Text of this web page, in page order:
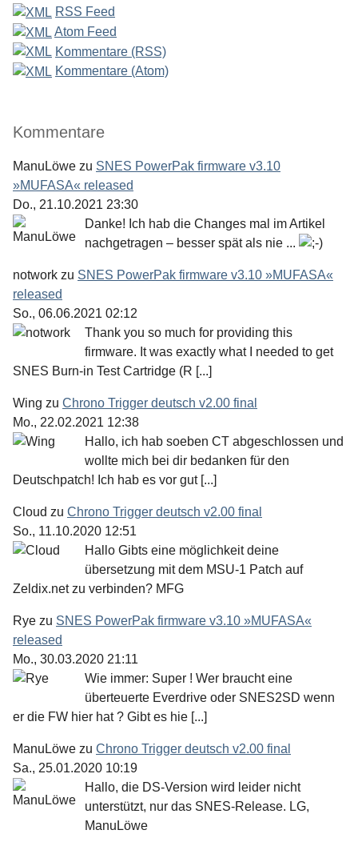
RSS Feed
Atom Feed
Kommentare (RSS)
Kommentare (Atom)
Kommentare
ManuLöwe zu SNES PowerPak firmware v3.10
»MUFASA« released
Do., 21.10.2021 23:30
Danke! Ich hab die Changes mal im Artikel
nachgetragen – besser spät als nie ...
notwork zu SNES PowerPak firmware v3.10 »MUFASA«
released
So., 06.06.2021 02:12
Thank you so much for providing this
firmware. It was exactly what I needed to get
SNES Burn-in Test Cartridge (R [...]
Wing zu Chrono Trigger deutsch v2.00 final
Mo., 22.02.2021 12:38
Hallo, ich hab soeben CT abgeschlossen und
wollte mich bei dir bedanken für den
Deutschpatch! Ich hab es vor gut [...]
Cloud zu Chrono Trigger deutsch v2.00 final
So., 11.10.2020 12:51
Hallo Gibts eine möglichkeit deine
übersetzung mit dem MSU-1 Patch auf
Zeldix.net zu verbinden? MFG
Rye zu SNES PowerPak firmware v3.10 »MUFASA«
released
Mo., 30.03.2020 21:11
Wie immer: Super ! Wer braucht eine
überteuerte Everdrive oder SNES2SD wenn
er die FW hier hat ? Gibt es hie [...]
ManuLöwe zu Chrono Trigger deutsch v2.00 final
Sa., 25.01.2020 10:19
Hallo, die DS-Version wird leider nicht
unterstützt, nur das SNES-Release. LG,
ManuLöwe